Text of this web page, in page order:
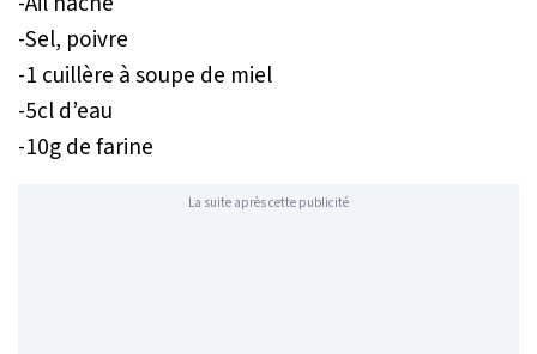
-Sel, poivre
-1 cuillère à soupe de miel
-5cl d’eau
-10g de farine
La suite après cette publicité